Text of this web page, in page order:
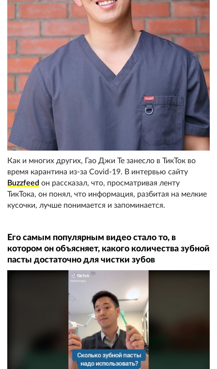
Как и многих других, Гао Джи Те занесло в ТикТок во
время карантина из-за Covid-19. В интервью сайту
Buzzfeed он рассказал, что, просматривая ленту
ТикТока, он понял, что информация, разбитая на мелкие
кусочки, лучше понимается и запоминается.
Его самым популярным видео стало то, в
котором он объясняет, какого количества зубной
пасты достаточно для чистки зубов